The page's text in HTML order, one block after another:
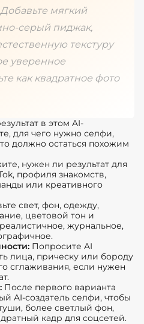
мягкий
серый пиджак,
текстуру
уверенное
как квадратное фото
в этом AI-
для чего нужно селфи,
должно остаться похожим
нужен ли результат для
профиля знакомств,
или креативного
свет, фон, одежду,
цветовой тон и
журнальное,
Попросите AI
лица, прическу или бороду
сглаживания, если нужен
После первого варианта
AI-создатель селфи, чтобы
более светлый фон,
кадр для соцсетей.